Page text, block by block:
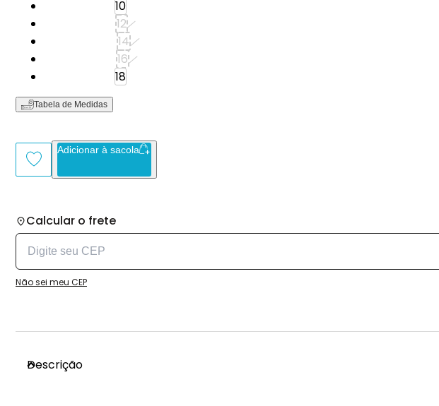
10
12
14
16
18
Tabela de Medidas
Adicionar à sacola
Calcular o frete
Não sei meu CEP
Descrição